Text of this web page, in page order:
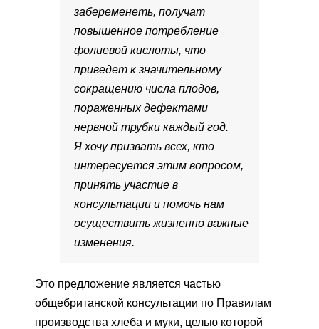
забеременеть, получат
повышенное потребление
фолиевой кислоты, что
приведет к значительному
сокращению числа плодов,
пораженных дефектами
нервной трубки каждый год.
Я хочу призвать всех, кто
интересуется этим вопросом,
принять участие в
консультации и помочь нам
осуществить жизненно важные
изменения.
Это предложение является частью
общебританской консультации по Правилам
производства хлеба и муки, целью которой